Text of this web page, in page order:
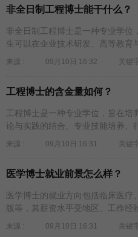
非全日制工程博士能干什么？
非全日制工程博士是一种专业学
生可以在企业技术研发、高等教
来源 : 09月10日 16:32 关键
工程博士的含金量如何？
工程博士是一种专业学位，旨在
论与实践的结合、专业技能培养
来源 : 09月10日 16:31 关键
医学博士就业前景怎么样？
医学博士的就业方向包括临床医
版等，其薪资水平受地区、工作
来源 : 09月10日 16:31 关键